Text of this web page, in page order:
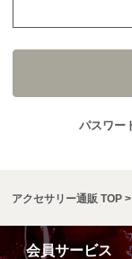
パスワー
アクセサリー通販 TOP
会員サービス